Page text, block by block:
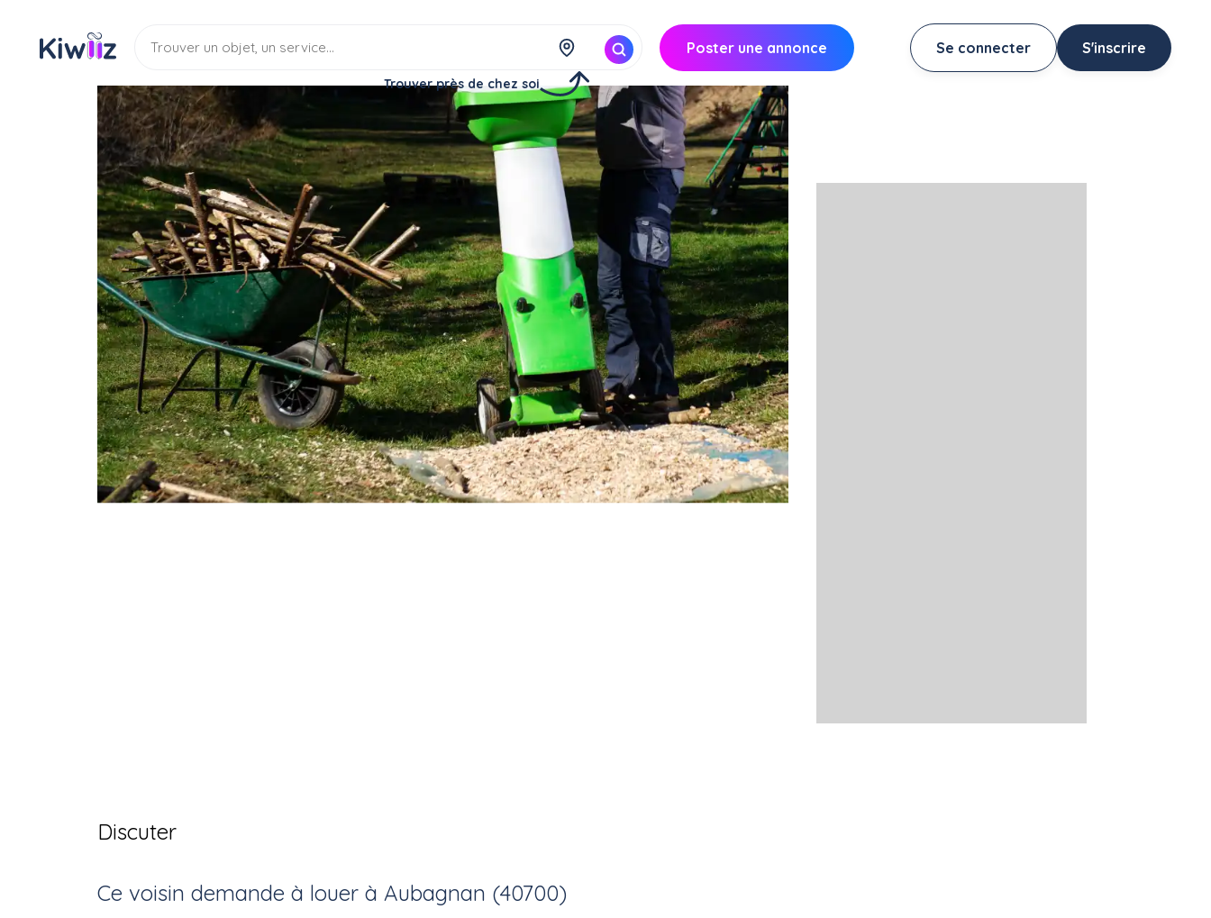
Trouver près de chez soi
Poster une annonce Se connecter S'inscrire
Location Matériel jardinage
Louer : Broyeur végétaux (3 jours)
Location Broyeur a vegetaux
Discuter
Ce voisin demande à louerà Aubagnan (40700)